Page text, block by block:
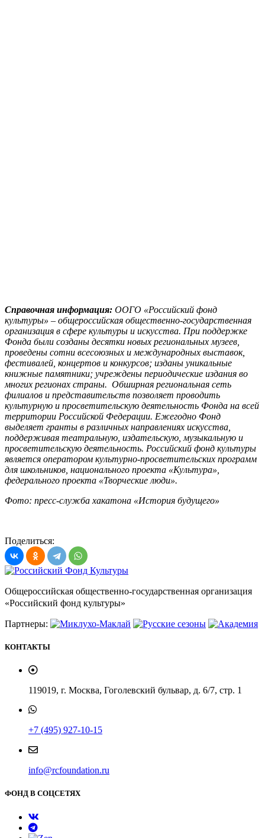
Справочная информация: ООГО «Российский фонд
культуры» – общероссийская общественно-государственная
организация в сфере культуры и искусства. При поддержке
Фонда были созданы десятки новых региональных музеев,
проведены сотни всесоюзных и международных выставок,
фестивалей, концертов и конкурсов; изданы уникальные
книжные памятники; учреждены периодические издания во
многих регионах страны. Обширная региональная сеть
филиалов и представительств позволяет проводить
культурную и просветительскую деятельность Фонда на всей
территории Российской Федерации. Ежегодно Фонд
выделяет гранты в различных направлениях искусства,
поддерживая театральную, издательскую, музыкальную и
просветительскую деятельность. Российский фонд культуры
является оператором культурно-просветительских программ
для школьников, национального проекта «Культура»,
федерального проекта «Творческие люди».
Фото: пресс-служба хакатона «История будущего»
Поделиться:
Общероссийская общественно-государственная организация
«Российский фонд культуры»
Партнеры:
КОНТАКТЫ
119019, г. Москва, Гоголевский бульвар, д. 6/7, стр. 1
+7 (495) 927-10-15
info@rcfoundation.ru
ФОНД В СОЦСЕТЯХ